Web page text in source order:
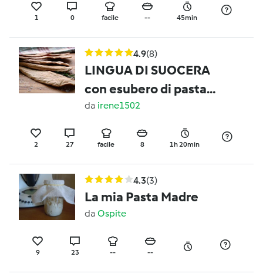
1 0 facile -- 45min
4.9(8)
LINGUA DI SUOCERA
con esubero di pasta
madre
da irene1502
2 27 facile 8 1h 20min
4.3(3)
La mia Pasta Madre
da Ospite
9 23 -- --